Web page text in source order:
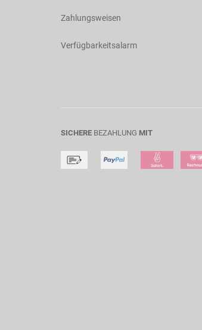
Zahlungsweisen
Verfügbarkeitsalarm
SICHERE BEZAHLUNG MIT